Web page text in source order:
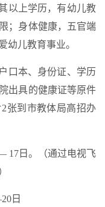
以上学历，有幼儿教
；身体健康，五官端
幼儿教育事业。
口本、身份证、学历
出具的健康证等原件
张到市教体局高招办
17日。（通过电视飞
日